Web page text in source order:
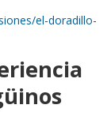
el-doradillo-